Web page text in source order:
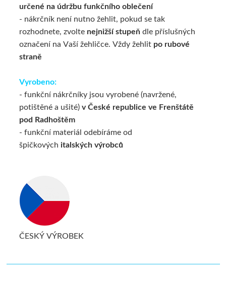
určené na údržbu funkčního oblečení
- nákrčník není nutno žehlit, pokud se tak
rozhodnete, zvolte nejnižší stupeň dle příslušných
označení na Vaší žehličce. Vždy žehlit po rubové
straně
Vyrobeno:
- funkční nákrčníky jsou vyrobené (navržené,
potištěné a ušité)v České republice ve Frenštátě
pod Radhoštěm
- funkční materiál odebíráme od
špičkových italských výrobců
ČESKÝ VÝROBEK